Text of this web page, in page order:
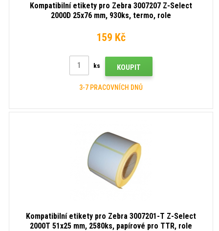
Kompatibilní etikety pro Zebra 3007207 Z-Select
2000D 25x76 mm, 930ks, termo, role
159 Kč
ks KOUPIT
3-7 PRACOVNÍCH DNŮ
Kompatibilní etikety pro Zebra 3007201-T Z-Select
2000T 51x25 mm, 2580ks, papírové pro TTR, role